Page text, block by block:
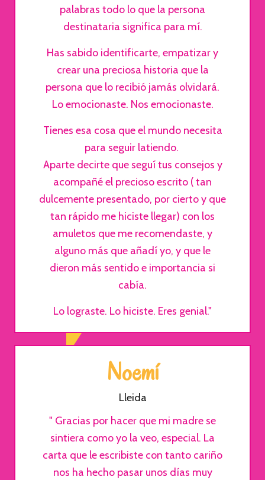
palabras todo lo que la persona
destinataria significa para mí.
Has sabido identificarte, empatizar y
crear una preciosa historia que la
persona que lo recibió jamás olvidará.
Lo emocionaste. Nos emocionaste.
Tienes esa cosa que el mundo necesita
para seguir latiendo.
Aparte decirte que seguí tus consejos y
acompañé el precioso escrito ( tan
dulcemente presentado, por cierto y que
tan rápido me hiciste llegar) con los
amuletos que me recomendaste, y
alguno más que añadí yo, y que le
dieron más sentido e importancia si
cabía.
Lo lograste. Lo hiciste. Eres genial."
Noemí
Lleida
" Gracias por hacer que mi madre se
sintiera como yo la veo, especial. La
carta que le escribiste con tanto cariño
nos ha hecho pasar unos días muy